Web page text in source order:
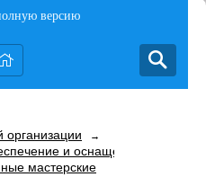
версию
организации →
и оснащенность
мастерские